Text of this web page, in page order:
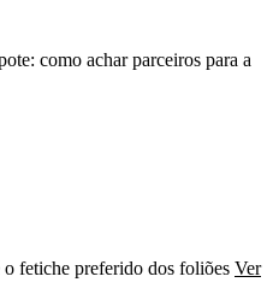
como achar parceiros para a
o fetiche preferido dos foliões Ver